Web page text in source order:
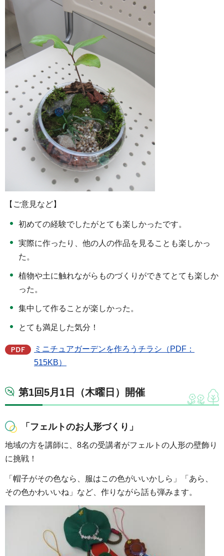
【ご意見など】
初めての経験でしたがとても楽しかったです。
実際に作ったり、他の人の作品を見ることも楽しかっ
た。
植物や土に触れながらものづくりができてとても楽しか
った。
集中して作ることが楽しかった。
とても満足した気分！
ミニチュアガーデンを作ろうチラシ（PDF：
515KB）
第1回5月1日（木曜日）開催
「フェルトのお人形づくり」
地域の方を講師に、8名の受講者がフェルトの人形の壁飾り
に挑戦！
「帽子がその色なら、服はこの色がいいかしら」「あら、
その色かわいいね」など、作りながら話も弾みます。